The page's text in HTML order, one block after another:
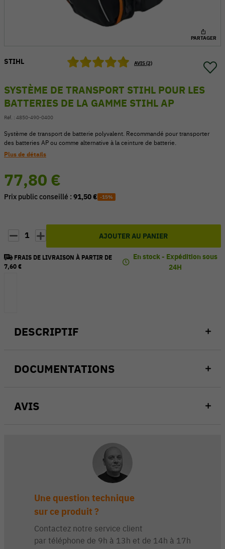
PARTAGER
DESCRIPTIF
DOCUMENTATIONS
AVIS
STIHL AVIS (2)
SYSTÈME DE TRANSPORT STIHL POUR LES
BATTERIES DE LA GAMME STIHL AP
Réf. : 4850-490-0400
Système de transport de batterie polyvalent. Recommandé pour transporter
des batteries AP ou comme alternative à la ceinture de batterie.
Plus de détails
77,80 €
Prix public conseillé : 91,50 € -15%
1 AJOUTER AU PANIER
FRAIS DE LIVRAISON À PARTIR DE
7,60 €
En stock - Expédition sous
24H
Une question technique
sur ce produit ?
Contactez notre service client
par téléphone de 9h à 13h et de 14h à 17h